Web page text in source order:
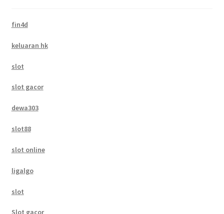
fin4d
keluaran hk
slot
slot gacor
dewa303
slot88
slot online
ligalgo
slot
Slot gacor